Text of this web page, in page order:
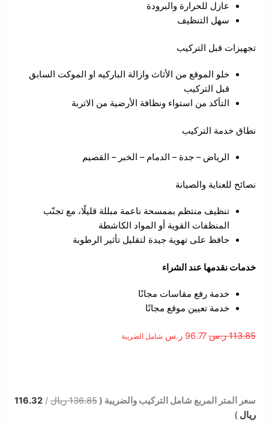
عازل للحرارة والبرودة
سهل التنظيف
تجهيزات قبل التركيب
خلو الموقع من الأثاث وازالة الباركيه او الموكت السابق
قبل التركيب
التأكد من استواء ونظافة الأرضية من الاتربة
نطاق خدمة التركيب
الرياض – جدة – الدمام – الخبر – القصيم
نصائح للعناية والصيانة
تنظيف منتظم بممسحة ناعمة مبللة قليلًا، مع تجنّب
المنظفات القوية أو المواد الكاشطة
حافظ على تهوية جيدة لتقليل تأثير الرطوبة
خدمات نقدمها عند الشراء
خدمة رفع مقاسات مجانًا
خدمة تعيين موقع مجانًا
113.85 ر.س 96.77 ر.س شامل الضريبة
سعر المتر المربع شامل التركيب والضريبة (136.85 ريال /
116.32
ريال )